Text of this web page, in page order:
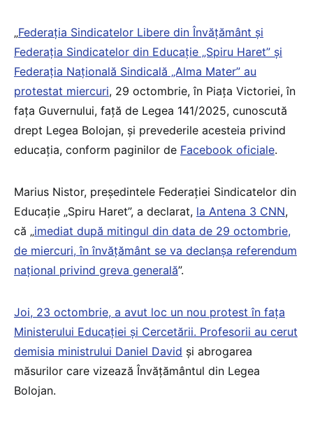
„Federaţia Sindicatelor Libere din Învăţământ şi
Federaţia Sindicatelor din Educaţie „Spiru Haret” şi
Federaţia Naţională Sindicală „Alma Mater” au
protestat miercuri, 29 octombrie, în Piața Victoriei, în
fața Guvernului, față de Legea 141/2025, cunoscută
drept Legea Bolojan, și prevederile acesteia privind
educația, conform paginilor de Facebook oficiale.
Marius Nistor, președintele Federației Sindicatelor din
Educație „Spiru Haret”, a declarat, la Antena 3 CNN,
că „imediat după mitingul din data de 29 octombrie,
de miercuri, în învățământ se va declanșa referendum
național privind greva generală”.
Joi, 23 octombrie, a avut loc un nou protest în fața
Ministerului Educației și Cercetării. Profesorii au cerut
demisia ministrului Daniel David și abrogarea
măsurilor care vizează Învățământul din Legea
Bolojan.